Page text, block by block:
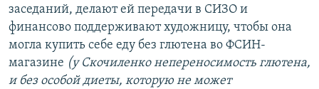
заседаний, делают ей передачи в СИЗО и
финансово поддерживают художницу, чтобы она
могла купить себе еду без глютена во ФСИН-
магазине (у Скочиленко непереносимость глютена,
и без особой диеты, которую не может